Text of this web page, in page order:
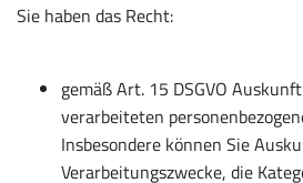
Sie haben das Recht:
gemäß Art. 15 DSGVO
verarbeiteten
Insbesondere können Sie
Verarbeitungszwecke, die